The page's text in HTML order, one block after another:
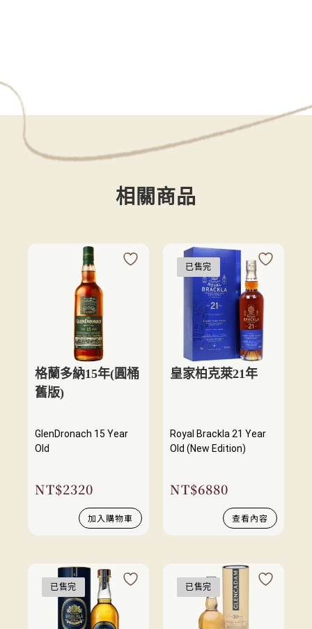
相關商品
格蘭多納15年(圓桶
舊版)
GlenDronach 15 Year
Old
NT$2320
加入購物車
已售完
皇家柏克萊21年
Royal Brackla 21 Year
Old (New Edition)
NT$6880
查看內容
已售完 已售完